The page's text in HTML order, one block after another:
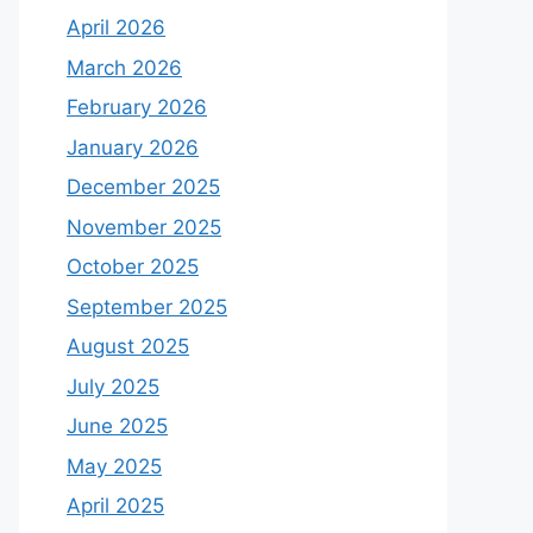
April 2026
March 2026
February 2026
January 2026
December 2025
November 2025
October 2025
September 2025
August 2025
July 2025
June 2025
May 2025
April 2025